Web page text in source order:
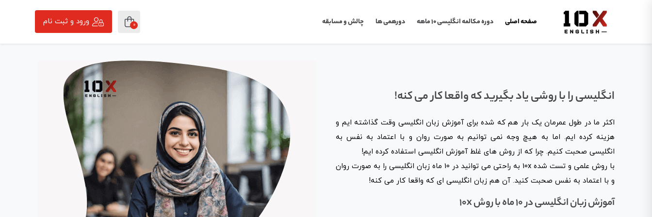
صفحه اصلی دوره مکالمه انگلیسی 10 ماهه دورهمی ها چالش‌ و مسابقه 0 ورود و ثبت نام
انگلیسی را با روشی یاد بگیرید که واقعا کار می کنه!
اکثر ما در طول عمرمان یک بار هم که شده برای آموزش زبان انگلیسی وقت گذاشته ایم و
هزینه کرده ایم. اما به هیچ وجه نمی توانیم به صورت روان و با اعتماد به نفس به
انگلیسی صحبت کنیم. چرا که از روش های غلط آموزش انگلیسی استفاده کرده ایم!
با روش علمی و تست شده 10x به راحتی می توانید در 10 ماه زبان انگلیسی را به صورت روان
و با اعتماد به نفس صحبت کنید. آن هم زبان انگلیسی ای که واقعا کار می کنه!
آموزش زبان انگلیسی در 10 ماه با روش 10x